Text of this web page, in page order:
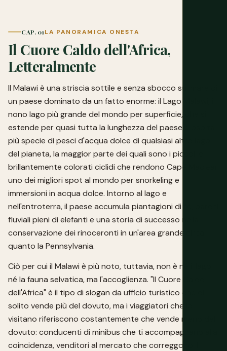
CAP. 01LA PANORAMICA ONESTA
Il Cuore Caldo dell'Africa,
Letteralmente
Il Malawi è una striscia sottile e senza sbocco sul mare di
un paese dominato da un fatto enorme: il Lago Malawi, il
nono lago più grande del mondo per superficie, che si
estende per quasi tutta la lunghezza del paese e ospita
più specie di pesci d'acqua dolce di qualsiasi altro lago
del pianeta, la maggior parte dei quali sono i piccoli e
brillantemente colorati ciclidi che rendono Cape Maclear
uno dei migliori spot al mondo per snorkeling e
immersioni in acqua dolce. Intorno al lago e
nell'entroterra, il paese accumula piantagioni di tè, parchi
fluviali pieni di elefanti e una storia di successo nella
conservazione dei rinoceronti in un'area grande circa
quanto la Pennsylvania.
Ciò per cui il Malawi è più noto, tuttavia, non è né il lago
né la fauna selvatica, ma l'accoglienza. "Il Cuore Caldo
dell'Africa" è il tipo di slogan da ufficio turistico che di
solito vende più del dovuto, ma i viaggiatori che lo
visitano riferiscono costantemente che vende meno del
dovuto: conducenti di minibus che ti accompagnano alla
coincidenza, venditori al mercato che correggono il